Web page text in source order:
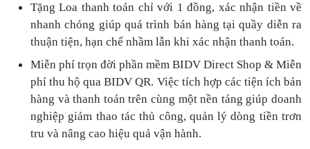
Tặng Loa thanh toán chỉ với 1đồng, xác nhận tiền về
nhanh chóng giúp quá trình bán hàng tại quầy diễn ra
thuận tiện, hạn chế nhầm lẫn khi xác nhận thanh toán.
Miễn phí trọn đời phần mềm BIDV Direct Shop & Miễn
phí thu hộ qua BIDV QR. Việc tích hợp các tiện ích bán
hàng và thanh toántrên cùng một nền tảng giúp doanh
nghiệp giảm thao tác thủ công, quản lý dòng tiền trơn
tru và nâng cao hiệu quả vận hành.